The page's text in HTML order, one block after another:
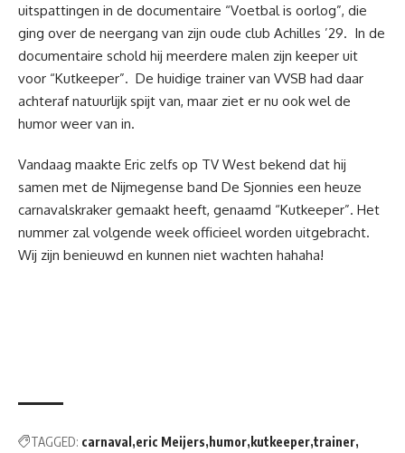
uitspattingen in de documentaire “Voetbal is oorlog”, die
ging over de neergang van zijn oude club Achilles ’29. In de
documentaire schold hij meerdere malen zijn keeper uit
voor “Kutkeeper”. De huidige trainer van VVSB had daar
achteraf natuurlijk spijt van, maar ziet er nu ook wel de
humor weer van in.
Vandaag maakte Eric zelfs op TV West bekend dat hij
samen met de Nijmegense band De Sjonnies een heuze
carnavalskraker gemaakt heeft, genaamd “Kutkeeper”. Het
nummer zal volgende week officieel worden uitgebracht.
Wij zijn benieuwd en kunnen niet wachten hahaha!
TAGGED: carnaval eric Meijers humor kutkeeper trainer